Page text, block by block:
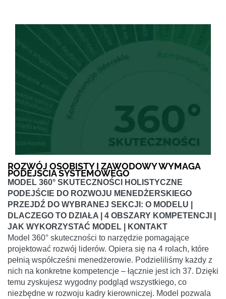
ROZWÓJ OSOBISTY I ZAWODOWY WYMAGA
PODEJŚCIA SYSTEMOWEGO
MODEL 360° SKUTECZNOŚCI HOLISTYCZNE
PODEJŚCIE DO ROZWOJU MENEDŻERSKIEGO
PRZEJDŹ DO WYBRANEJ SEKCJI: O MODELU |
DLACZEGO TO DZIAŁA | 4 OBSZARY KOMPETENCJI |
JAK WYKORZYSTAĆ MODEL | KONTAKT
Model 360° skuteczności to narzędzie pomagające
projektować rozwój liderów. Opiera się na 4 rolach, które
pełnią współcześni menedżerowie. Podzieliliśmy każdy z
nich na konkretne kompetencje – łącznie jest ich 37. Dzięki
temu zyskujesz wygodny podgląd wszystkiego, co
niezbędne w rozwoju kadry kierowniczej. Model pozwala